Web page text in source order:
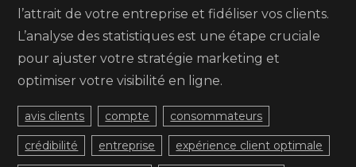
l’attrait de votre entreprise et fidéliser vos clients.
L’analyse des statistiques est une étape cruciale
pour ajuster votre stratégie marketing et
optimiser votre visibilité en ligne.
avis clients compte consommateurs
crédibilité entreprise expérience client optimale